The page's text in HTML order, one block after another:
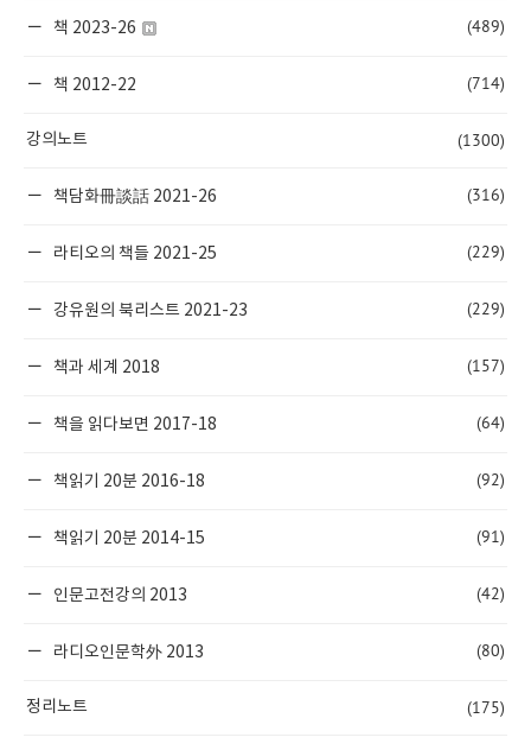
책 2023-26 (489)
책 2012-22 (714)
강의노트 (1300)
책담화冊談話 2021-26 (316)
라티오의 책들 2021-25 (229)
강유원의 북리스트 2021-23 (229)
책과 세계 2018 (157)
책을 읽다보면 2017-18 (64)
책읽기 20분 2016-18 (92)
책읽기 20분 2014-15 (91)
인문고전강의 2013 (42)
라디오인문학外 2013 (80)
정리노트 (175)